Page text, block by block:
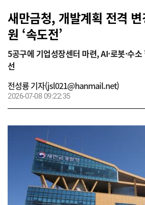
새만금청, 개발계획 전격
원 ‘속도전’
5공구에 기업성장센터 마련, AI·로봇·수
선
전성룡 기자(jsl021@hanmail.net)
2026-07-08 09:22:35